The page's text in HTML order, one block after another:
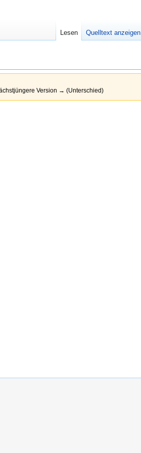
Version → (Unterschied)
Lesen Quelltext anzeigen